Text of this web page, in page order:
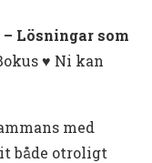
Lösningar som
♥️ Ni kan
med
både otroligt